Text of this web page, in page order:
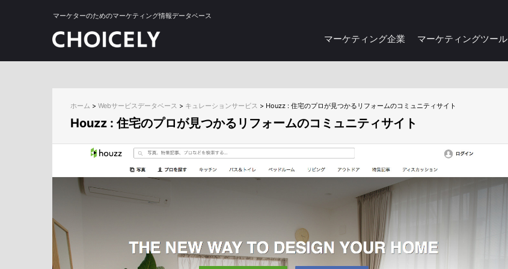
マーケターのためのマーケティング情報データベース
マーケティングツール
マーケティング企業
ホーム > Webサービスデータベース > キュレーションサービス > Houzz : 住宅のプロが見つかるリフォームのコミュニティサイト
Houzz : 住宅のプロが見つかるリフォームのコミュニティサイト